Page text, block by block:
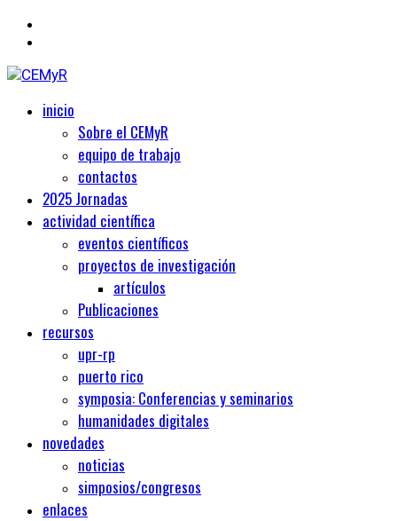
CEMyR
Centro de Estudios Medievales y Renacentistas
Primaryinicio
Sobre el CEMyR
equipo de trabajo
contactos
2025 Jornadas
actividad científica
eventos científicos
proyectos de investigación
artículos
Publicaciones
recursos
upr-rp
puerto rico
symposia: Conferencias y seminarios
humanidades digitales
novedades
noticias
simposios/congresos
enlaces